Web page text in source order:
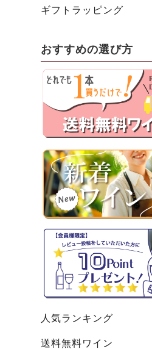
ギフトラッピング
おすすめの選び方
人気ランキング
送料無料ワイン